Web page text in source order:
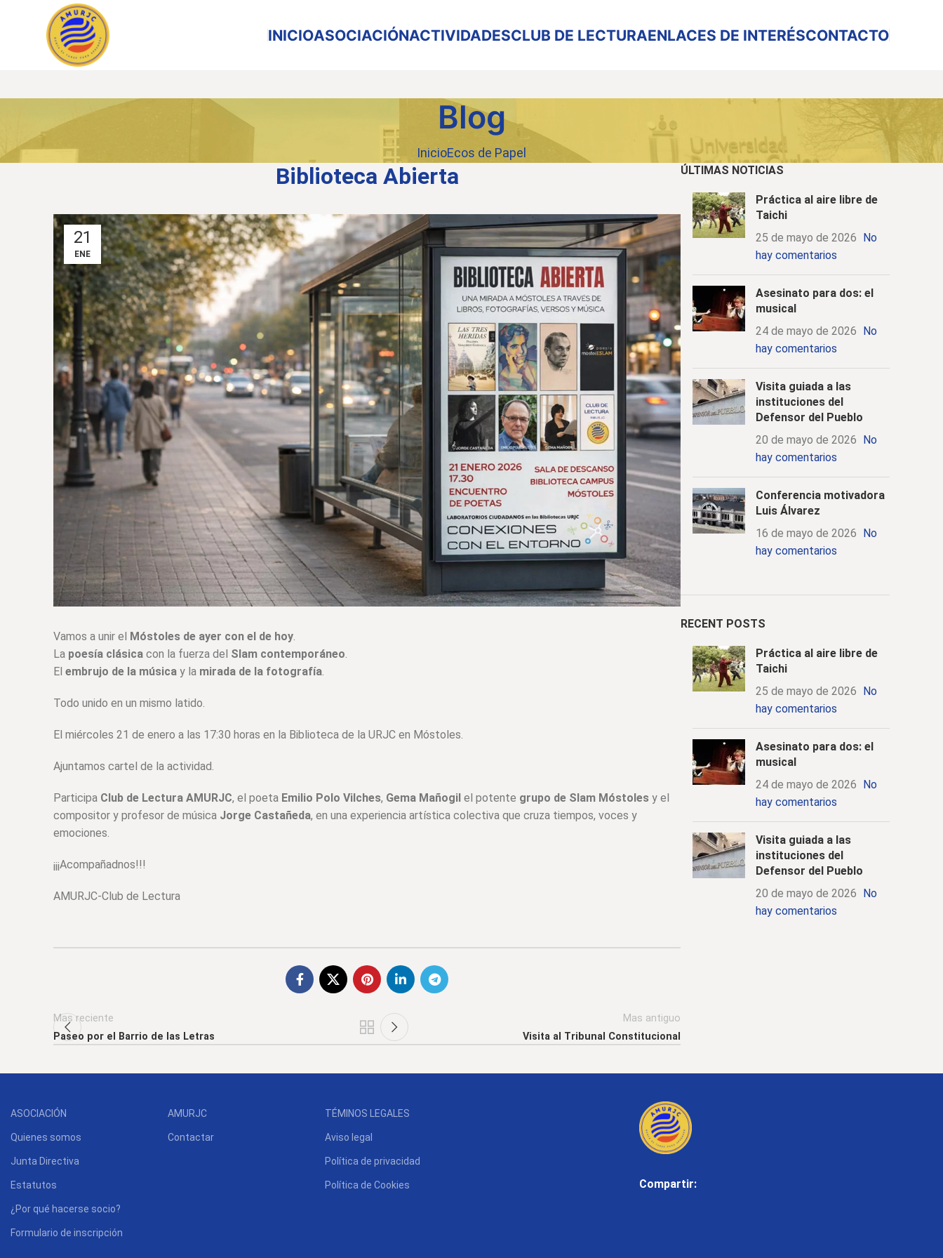
INICIOASOCIACIÓNACTIVIDADESCLUB DE LECTURAENLACES DE INTERÉSCONTACTO
Blog
InicioEcos de Papel
Biblioteca Abierta
21
ENE
Vamos a unir el Móstoles de ayer con el de hoy
La poesía clásica con la fuerza del Slam contemporáneo
El embrujo de la música y la mirada de la fotografía
Todo unido en un mismo latido.
El miércoles 21 de enero a las 17:30 horas en la Biblioteca de la URJC en Móstoles.
Ajuntamos cartel de la actividad.
Participa Club de Lectura AMURJC, el poeta Emilio Polo Vilches, Gema Mañogil el potente grupo de Slam Móstoles y el
compositor y profesor de música Jorge Castañeda, en una experiencia artística colectiva que cruza tiempos, voces y
emociones.
¡¡¡Acompañadnos!!!
AMURJC-Club de Lectura
Mas reciente
Paseo por el Barrio de las Letras
Mas antiguo
Visita al Tribunal Constitucional
ÚLTIMAS NOTICIAS
Práctica al aire libre de
Taichi
25 de mayo de 2026 No
hay comentarios
Asesinato para dos: el
musical
24 de mayo de 2026 No
hay comentarios
Visita guiada a las
instituciones del
Defensor del Pueblo
20 de mayo de 2026 No
hay comentarios
Conferencia motivadora
Luis Álvarez
16 de mayo de 2026 No
hay comentarios
RECENT POSTS
Práctica al aire libre de
Taichi
25 de mayo de 2026 No
hay comentarios
Asesinato para dos: el
musical
24 de mayo de 2026 No
hay comentarios
Visita guiada a las
instituciones del
Defensor del Pueblo
20 de mayo de 2026 No
hay comentarios
ASOCIACIÓN
Quienes somos
Junta Directiva
Estatutos
¿Por qué hacerse socio?
Formulario de inscripción
AMURJC
Contactar
TÉMINOS LEGALES
Aviso legal
Política de privacidad
Política de Cookies Compartir: